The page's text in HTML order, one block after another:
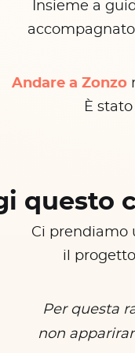
Insieme a
Andare a Zonzo
È
questo
Ci prendiamo
il
Per questa
non